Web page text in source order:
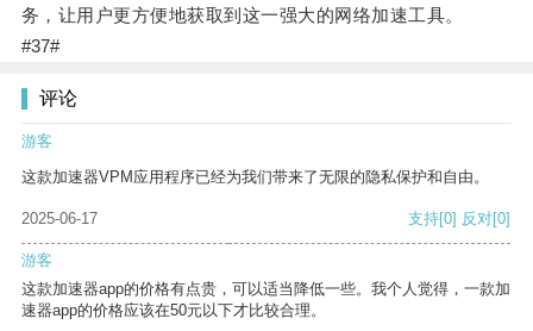
务，让用户更方便地获取到这一强大的网络加速工具。
#37#
评论
游客
这款加速器VPM应用程序已经为我们带来了无限的隐私保护和自由。
2025-06-17 支持[0] 反对[0]
游客
这款加速器app的价格有点贵，可以适当降低一些。我个人觉得，一款加
速器app的价格应该在50元以下才比较合理。